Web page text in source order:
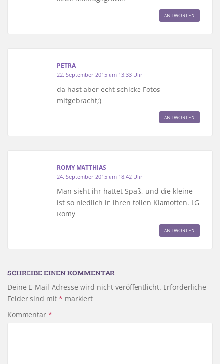
ANTWORTEN
PETRA
22. September 2015 um 13:33 Uhr
da hast aber echt schicke Fotos
mitgebracht;)
ANTWORTEN
ROMY MATTHIAS
24. September 2015 um 18:42 Uhr
Man sieht ihr hattet Spaß, und die kleine
ist so niedlich in ihren tollen Klamotten. LG
Romy
ANTWORTEN
SCHREIBE EINEN KOMMENTAR
Deine E-Mail-Adresse wird nicht veröffentlicht. Erforderliche
Felder sind mit * markiert
Kommentar *